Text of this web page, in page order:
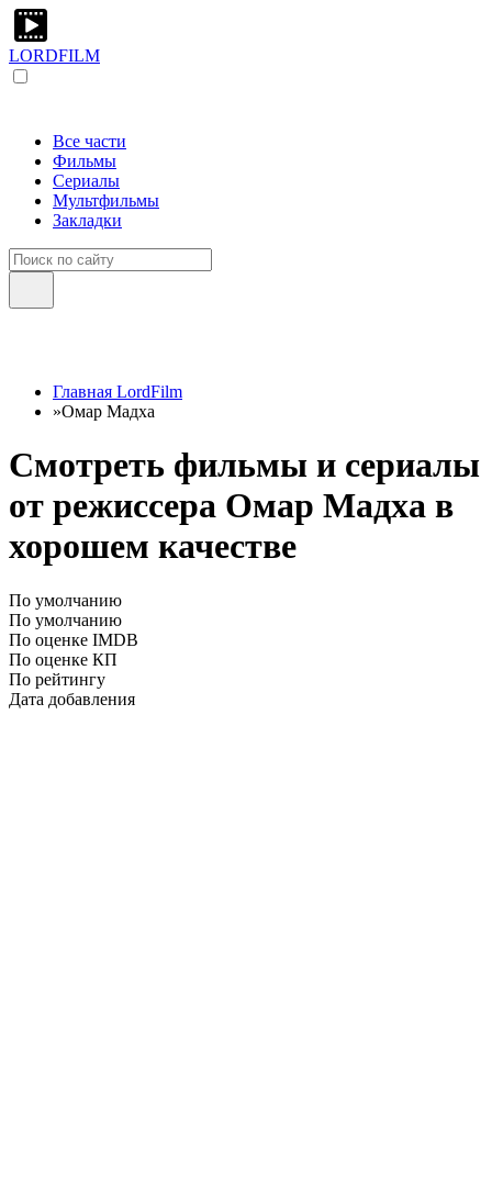
LORDFILM
Все части
Фильмы
Сериалы
Мультфильмы
Закладки
Главная LordFilm
»Омар Мадха
Смотреть фильмы и сериалы
от режиссера Омар Мадха в
хорошем качестве
По умолчанию
По умолчанию
По оценке IMDB
По оценке КП
По рейтингу
Дата добавления